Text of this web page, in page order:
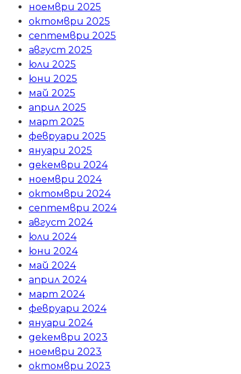
ноември 2025
октомври 2025
септември 2025
август 2025
юли 2025
юни 2025
май 2025
април 2025
март 2025
февруари 2025
януари 2025
декември 2024
ноември 2024
октомври 2024
септември 2024
август 2024
юли 2024
юни 2024
май 2024
април 2024
март 2024
февруари 2024
януари 2024
декември 2023
ноември 2023
октомври 2023